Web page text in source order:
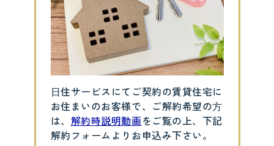
⽇住サービスにてご契約の賃貸住宅に
お住まいのお客様で、ご解約希望の⽅
は、 解約時説明動画をご覧の上、下記
解約フォームよりお申込み下さい。